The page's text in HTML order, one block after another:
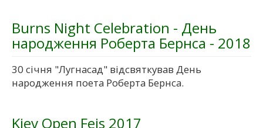
Burns Night Celebration - День
народження Роберта Бернса - 2018
30 січня "Лугнасад" відсвяткував День
народження поета Роберта Бернса.
Kiev Open Feis 2017